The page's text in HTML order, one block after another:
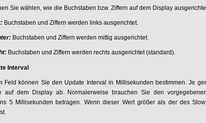
Sie wählen, wie die Buchstaben bzw. Ziffern auf dem Display
Buchstaben und Ziffern werden links ausgerichtet.
Buchstaben und Ziffern werden mittig ausgerichtet.
Buchstaben und Ziffern werden rechts ausgerichtet (standard).
Interval
Feld können Sie den Update Interval in Millisekunden bestimmen. Je
auf dem Display ab. Normalerweise brauchen Sie den
5 Millisekunden betragen. Wenn dieser Wert größer als der des